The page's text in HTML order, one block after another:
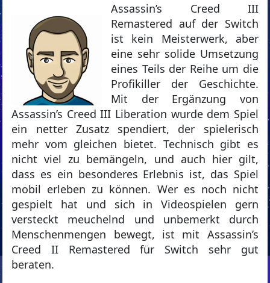
Assassin’s Creed III
Remastered auf der Switch
ist kein Meisterwerk, aber
eine sehr solide Umsetzung
eines Teils der Reihe um die
Profikiller der Geschichte.
Mit der Ergänzung von
Assassin’s Creed III Liberation wurde dem Spiel
ein netter Zusatz spendiert, der spielerisch
mehr vom gleichen bietet. Technisch gibt es
nicht viel zu bemängeln, und auch hier gilt,
dass es ein besonderes Erlebnis ist, das Spiel
mobil erleben zu können. Wer es noch nicht
gespielt hat und sich in Videospielen gern
versteckt meuchelnd und unbemerkt durch
Menschenmengen bewegt, ist mit Assassin’s
Creed II Remastered für Switch sehr gut
beraten.